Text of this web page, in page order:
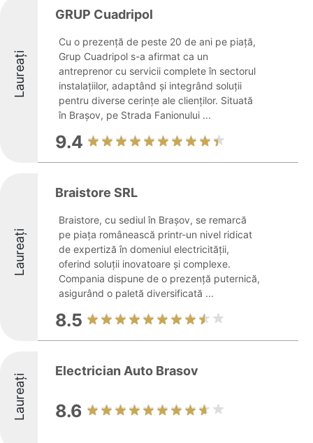
Laureați
GRUP Cuadripol
Cu o prezență de peste 20 de ani pe piață,
Grup Cuadripol s-a afirmat ca un
antreprenor cu servicii complete în sectorul
instalațiilor, adaptând și integrând soluții
pentru diverse cerințe ale clienților. Situată
în Brașov, pe Strada Fanionului ...
9.4
Laureați
Braistore SRL
Braistore, cu sediul în Brașov, se remarcă
pe piața românească printr-un nivel ridicat
de expertiză în domeniul electricității,
oferind soluții inovatoare și complexe.
Compania dispune de o prezență puternică,
asigurând o paletă diversificată ...
8.5
Laureați
Electrician Auto Brasov
8.6